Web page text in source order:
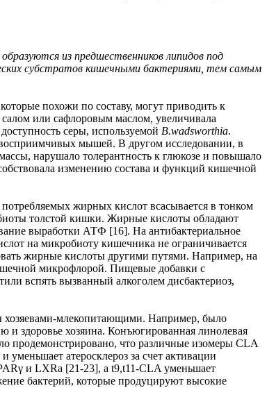
из предшественников липидов под
субстратов кишечными бактериями, тем самым
похожи по составу, могут приводить к
или сафлоровым маслом, увеличивала
серы, используемой B.wadsworthia.
мышей. В другом исследовании, в
нарушало толерантность к глюкозе и повышало
изменению состава и функций кишечной
жирных кислот всасывается в тонком
толстой кишки. Жирные кислоты обладают
выработки АТФ [16]. На антибактериальное
на микробиоту кишечника не ограничивается
жирные кислоты другими путями. Например, на
микрофлорой. Пищевые добавки с
вспять вызванный алкоголем дисбактериоз,
хозяевами-млекопитающими. Например, было
и здоровье хозяина. Конъюгированная линолевая
продемонстрировано, что различные изомеры CLA
атеросклероз за счет активации
и LXRa [21-23], а t9,t11-CLA уменьшает
бактерий, которые продуцируют высокие